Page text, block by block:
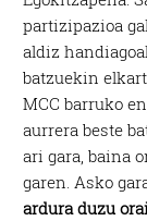
partizipazioa
aldiz
batzuekin
MCC barruko
aurrera beste
ari gara, baina
garen. Asko
ardura duzu